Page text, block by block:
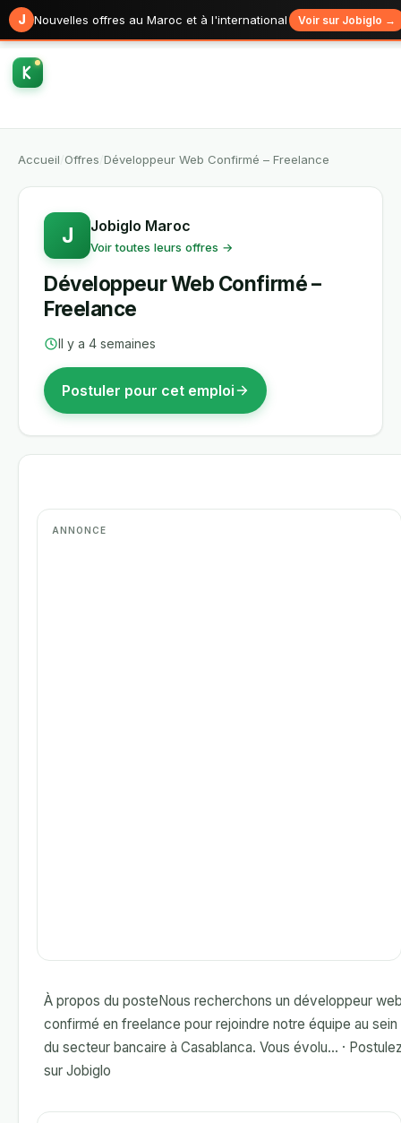
J Nouvelles offres au Maroc et à l'international Voir sur Jobiglo →
Accueil Offres Développeur Web Confirmé – Freelance
J Jobiglo Maroc
Voir toutes leurs offres →
Développeur Web Confirmé –
Freelance
Il y a 4 semaines
Postuler pour cet emploi
À propos du posteNous recherchons un développeur
confirmé en freelance pour rejoindre notre équipe au sein
du secteur bancaire à Casablanca. Vous évolu... ·
sur Jobiglo